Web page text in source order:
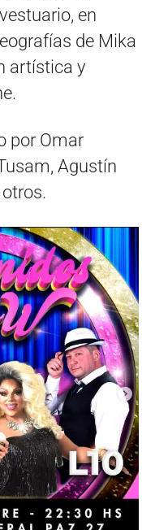
en
de Mika
artística y
por Omar
Agustín